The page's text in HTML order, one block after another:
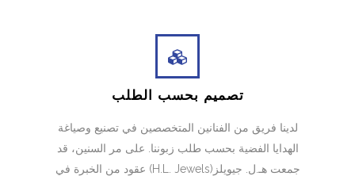
تصميم بحسب الطلب
لدينا فريق من الفنانين المتخصصين في تصنيع وصياغة
الهدايا الفضية بحسب طلب زبوننا. على مر السنين، قد
جمعت هـ.ل. جيويلز(H.L. Jewels) عقود من الخبرة في